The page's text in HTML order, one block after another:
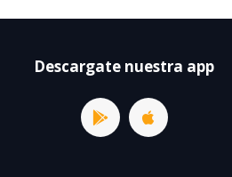
Descargate nuestra app